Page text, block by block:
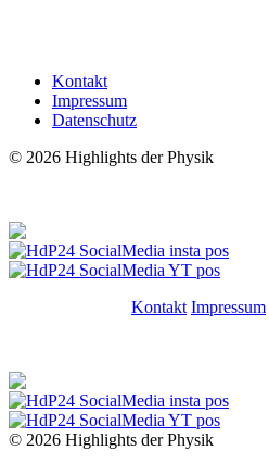
Kontakt
Impressum
Datenschutz
© 2026 Highlights der Physik
Kontakt Impressum
© 2026 Highlights der Physik